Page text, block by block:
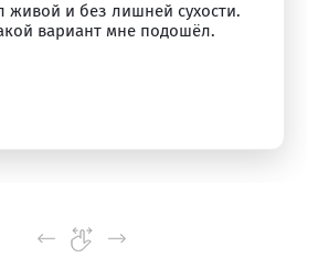
живой и без лишней сухости.
вариант мне подошёл.